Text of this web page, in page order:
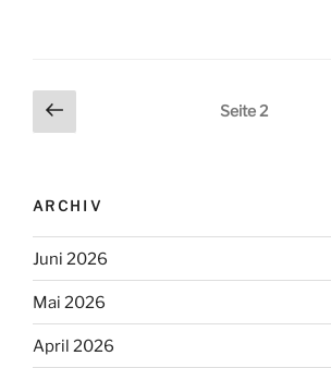
Beitrags-
Navigation
Seite
Seite 2
ARCHIV
Juni 2026
Mai 2026
April 2026